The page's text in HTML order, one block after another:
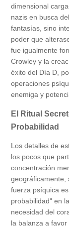
dimensional
nazis en busca
fantasías, sino
poder que
fue igualmente
Crowley y la
éxito del Día D,
operaciones
enemiga y
El Ritual
Probabilidad
Los detalles de
los pocos que
concentración
geográficamente,
fuerza psíquica
probabilidad" en
necesidad del
la balanza a